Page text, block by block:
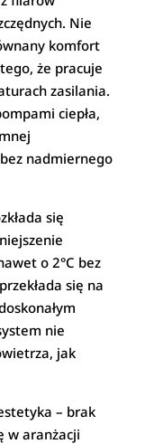
Nie
komfort
że pracuje
zasilania.
ciepła,
nadmiernego
się
o 2°C bez
się na
nie
jak
– brak
w aranżacji